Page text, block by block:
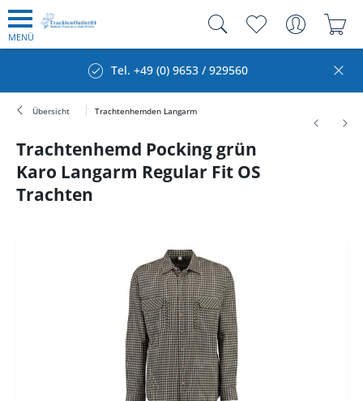
MENÜ
Tel. +49 (0) 9653 / 929560
Übersicht Trachtenhemden Langarm
Trachtenhemd Pocking grün
Karo Langarm Regular Fit OS
Trachten